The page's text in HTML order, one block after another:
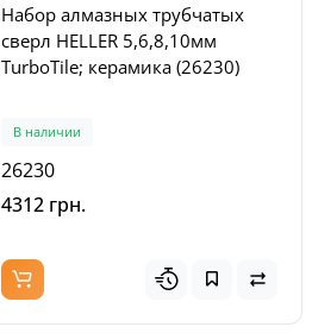
Набор алмазных трубчатых
сверл HELLER 5,6,8,10мм
TurboTile; керамика (26230)
В наличии
26230
4312 грн.